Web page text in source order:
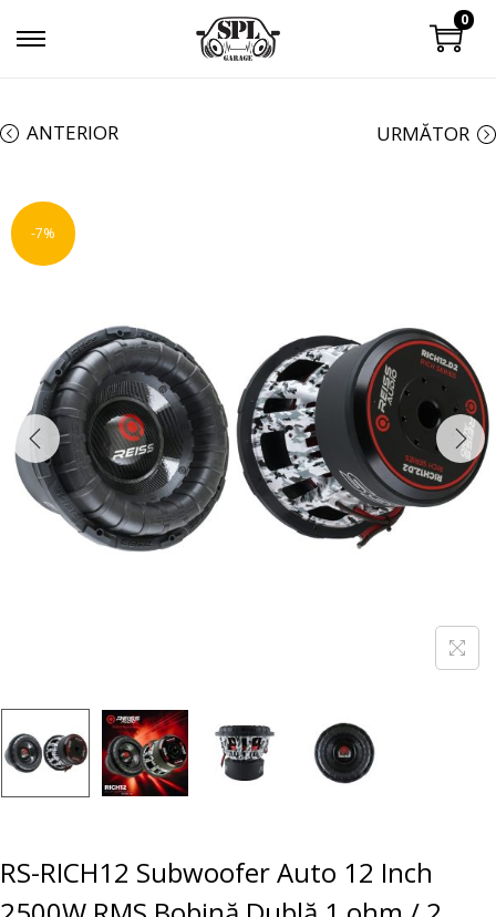
0
ANTERIOR URMĂTOR
-7%
RS-RICH12 Subwoofer Auto 12 Inch